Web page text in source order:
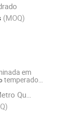
(MOQ)
em
temperado
Quadrado